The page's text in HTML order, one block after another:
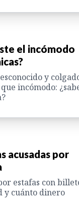
el incómodo
y
incómodo:
acusadas por
estafas con
y cuánto dinero